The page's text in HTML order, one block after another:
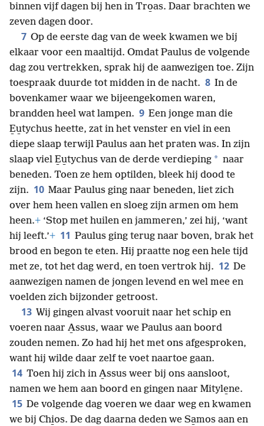
binnen vijf dagen bij hen in Tro̱as. Daar brachten we
zeven dagen door.
7 Op de eerste dag van de week kwamen we bij
elkaar voor een maaltijd. Omdat Paulus de volgende
dag zou vertrekken, sprak hij de aanwezigen toe. Zijn
toespraak duurde tot midden in de nacht. 8 In de
bovenkamer waar we bijeengekomen waren,
brandden heel wat lampen. 9 Een jonge man die
E̱u̱tychus heette, zat in het venster en viel in een
diepe slaap terwijl Paulus aan het praten was. In zijn
slaap viel E̱u̱tychus van de derde verdieping * naar
beneden. Toen ze hem optilden, bleek hij dood te
zijn. 10 Maar Paulus ging naar beneden, liet zich
over hem heen vallen en sloeg zijn armen om hem
heen.+ ‘Stop met huilen en jammeren,’ zei hij, ‘want
hij leeft.’+ 11 Paulus ging terug naar boven, brak het
brood en begon te eten. Hij praatte nog een hele tijd
met ze, tot het dag werd, en toen vertrok hij. 12 De
aanwezigen namen de jongen levend en wel mee en
voelden zich bijzonder getroost.
13 Wij gingen alvast vooruit naar het schip en
voeren naar A̱ssus, waar we Paulus aan boord
zouden nemen. Zo had hij het met ons afgesproken,
want hij wilde daar zelf te voet naartoe gaan.
14 Toen hij zich in A̱ssus weer bij ons aansloot,
namen we hem aan boord en gingen naar Mityle̱ne.
15 De volgende dag voeren we daar weg en kwamen
we bij Chi̱os. De dag daarna deden we Sa̱mos aan en